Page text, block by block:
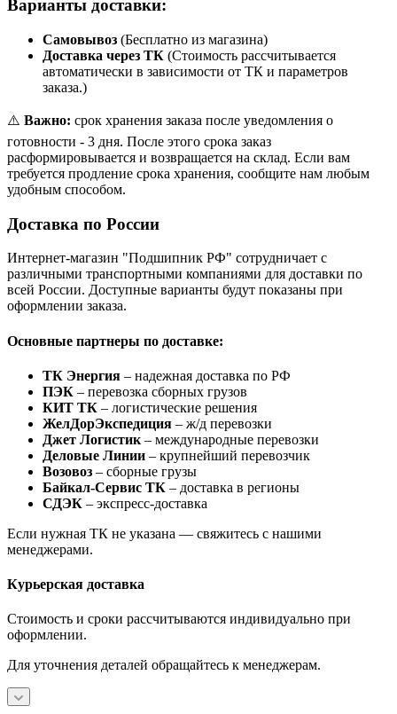
Варианты доставки:
Самовывоз (Бесплатно из магазина)
Доставка через ТК (Стоимость рассчитывается
автоматически в зависимости от ТК и параметров
заказа.)
⚠️ Важно: срок хранения заказа после уведомления о
готовности - 3 дня. После этого срока заказ
расформировывается и возвращается на склад. Если вам
требуется продление срока хранения, сообщите нам любым
удобным способом.
Доставка по России
Интернет-магазин "Подшипник РФ" сотрудничает с
различными транспортными компаниями для доставки по
всей России. Доступные варианты будут показаны при
оформлении заказа.
Основные партнеры по доставке:
ТК Энергия – надежная доставка по РФ
ПЭК – перевозка сборных грузов
КИТ ТК – логистические решения
ЖелДорЭкспедиция – ж/д перевозки
Джет Логистик – международные перевозки
Деловые Линии – крупнейший перевозчик
Возовоз – сборные грузы
Байкал-Сервис ТК – доставка в регионы
СДЭК – экспресс-доставка
Если нужная ТК не указана — свяжитесь с нашими
менеджерами.
Курьерская доставка
Стоимость и сроки рассчитываются индивидуально при
оформлении.
Для уточнения деталей обращайтесь к менеджерам.